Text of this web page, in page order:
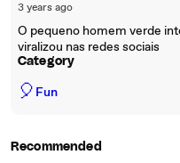
3 years ago
O pequeno homem verde
viralizou nas redes sociais
Category
🎈 Fun
Recommended